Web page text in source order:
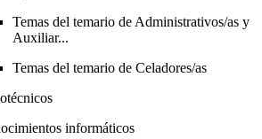
Temas del temario de Administrativos/as y
Auxiliar...
Temas del temario de Celadores/as
informáticos